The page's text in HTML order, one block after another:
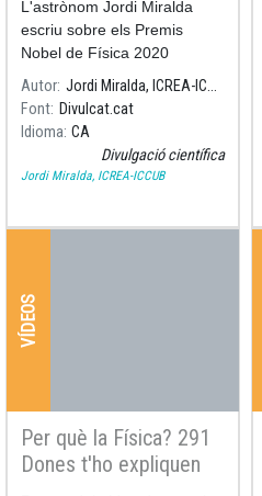
la Via Làctia
L'astrònom Jordi Miralda
escriu sobre els Premis
Nobel de Física 2020
Autor
Jordi Miralda, ICREA-ICCUB
Font Divulcat.cat
Idioma CA
Divulgació científica
Jordi Miralda, ICREA-ICCUB
VÍDEOS
Per què la Física? 291
Dones t'ho expliquen